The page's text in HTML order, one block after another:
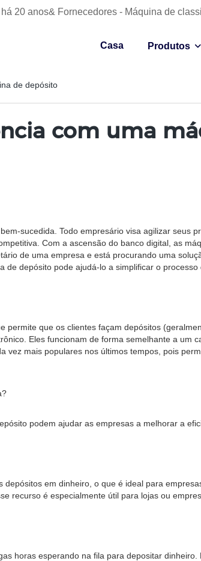
20 anos& Fornecedores - Máquina de
Casa Produtos
de depósito
com uma
sucedida. Todo empresário visa agilizar
Com a ascensão do banco digital, as
de uma empresa e está procurando uma
depósito pode ajudá-lo a simplificar o
permite que os clientes façam depósitos
Eles funcionam de forma semelhante a
vez mais populares nos últimos tempos, pois
podem ajudar as empresas a melhorar a
em dinheiro, o que é ideal para
recurso é especialmente útil para lojas ou
horas esperando na fila para depositar